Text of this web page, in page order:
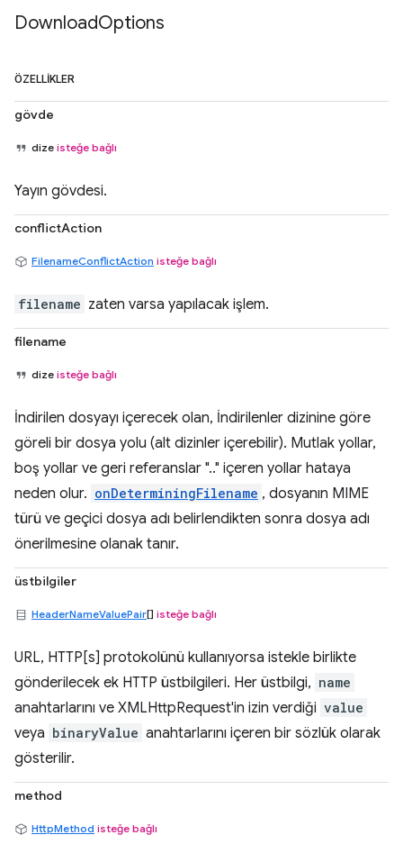
DownloadOptions
ÖZELLIKLER
gövde
dize isteğe bağlı
Yayın gövdesi.
conflictAction
FilenameConflictAction isteğe bağlı
filename zaten varsa yapılacak işlem.
filename
dize isteğe bağlı
İndirilen dosyayı içerecek olan, İndirilenler dizinine göre
göreli bir dosya yolu (alt dizinler içerebilir). Mutlak yollar,
boş yollar ve geri referanslar ".." içeren yollar hataya
neden olur. onDeterminingFilename , dosyanın MIME
türü ve geçici dosya adı belirlendikten sonra dosya adı
önerilmesine olanak tanır.
üstbilgiler
HeaderNameValuePair[] isteğe bağlı
URL, HTTP[s] protokolünü kullanıyorsa istekle birlikte
gönderilecek ek HTTP üstbilgileri. Her üstbilgi, name
anahtarlarını ve XMLHttpRequest'in izin verdiği value
veya binaryValue anahtarlarını içeren bir sözlük olarak
gösterilir.
method
HttpMethod isteğe bağlı